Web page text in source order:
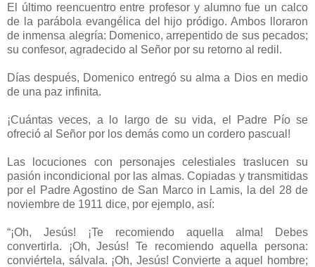
El último reencuentro entre profesor y alumno fue un calco
de la parábola evangélica del hijo pródigo. Ambos lloraron
de inmensa alegría: Domenico, arrepentido de sus pecados;
su confesor, agradecido al Señor por su retorno al redil.
Días después, Domenico entregó su alma a Dios en medio
de una paz infinita.
¡Cuántas veces, a lo largo de su vida, el Padre Pío se
ofreció al Señor por los demás como un cordero pascual!
Las locuciones con personajes celestiales traslucen su
pasión incondicional por las almas. Copiadas y transmitidas
por el Padre Agostino de San Marco in Lamis, la del 28 de
noviembre de 1911 dice, por ejemplo, así:
“¡Oh, Jesús! ¡Te recomiendo aquella alma! Debes
convertirla. ¡Oh, Jesús! Te recomiendo aquella persona:
conviértela, sálvala. ¡Oh, Jesús! Convierte a aquel hombre;